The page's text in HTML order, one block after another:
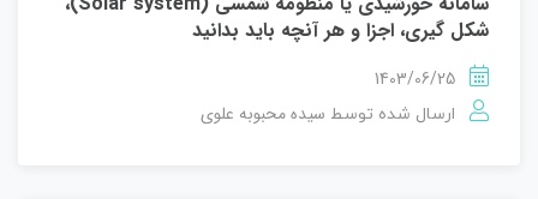
شکل گیری، اجزا و هر آنچه باید بدانید
1403/06/25
ارسال شده توسط سیده محبوبه علوی